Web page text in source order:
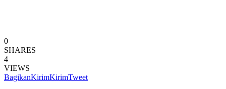
0
SHARES
4
VIEWS
BagikanKirimKirimTweet